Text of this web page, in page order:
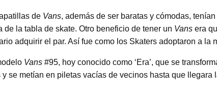
de Vans, además de ser baratas y cómodas,
la tabla de skate. Otro beneficio de tener un Vansera
adquirir el par. Así fue como los Skaters adoptaron a la
Vans#95, hoy conocido como ‘Era’, que se
se metían en piletas vacías de vecinos hasta que llegara